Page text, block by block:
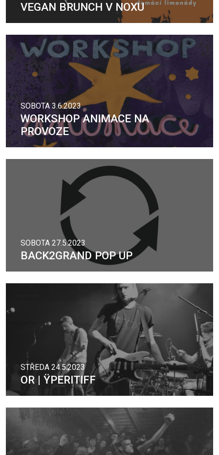
VEGAN BRUNCH V NOXU
SOBOTA 3.6.2023
WORKSHOP ANIMACE NA
PROVOZE
SOBOTA 27.5.2023
BACK2GRAND POP UP
STŘEDA 24.5.2023
OR | ŸPERITIFF